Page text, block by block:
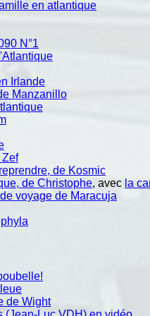
en atlantique
N°1
Irlande
Manzanillo
Zef
de Kosmic
de Christophe, avec la
voyage de Maracuja
de Wight